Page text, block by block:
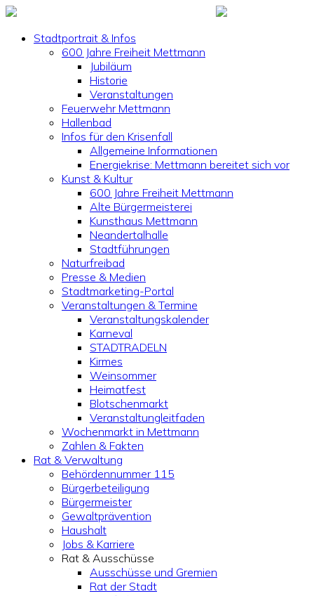
Stadtportrait & Infos
600 Jahre Freiheit Mettmann
Jubiläum
Historie
Veranstaltungen
Feuerwehr Mettmann
Hallenbad
Infos für den Krisenfall
Allgemeine Informationen
Energiekrise: Mettmann bereitet sich vor
Kunst & Kultur
600 Jahre Freiheit Mettmann
Alte Bürgermeisterei
Kunsthaus Mettmann
Neandertalhalle
Stadtführungen
Naturfreibad
Presse & Medien
Stadtmarketing-Portal
Veranstaltungen & Termine
Veranstaltungskalender
Karneval
STADTRADELN
Kirmes
Weinsommer
Heimatfest
Blotschenmarkt
Veranstaltungleitfaden
Wochenmarkt in Mettmann
Zahlen & Fakten
Rat & Verwaltung
Behördennummer 115
Bürgerbeteiligung
Bürgermeister
Gewaltprävention
Haushalt
Jobs & Karriere
Rat & Ausschüsse
Ausschüsse und Gremien
Rat der Stadt